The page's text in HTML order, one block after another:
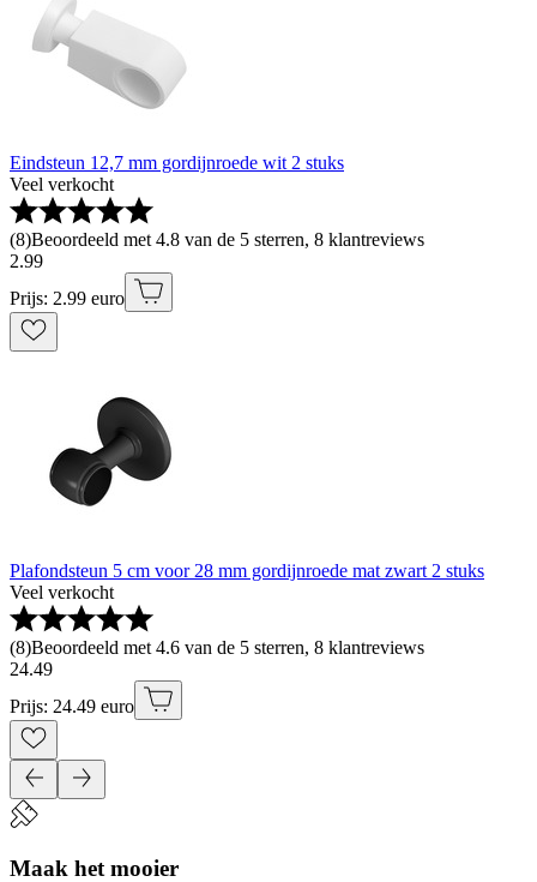
Eindsteun 12,7 mm gordijnroede wit 2 stuks
Veel verkocht
(8)Beoordeeld met 4.8 van de 5 sterren, 8 klantreviews
2.99
Prijs: 2.99 euro
Plafondsteun 5 cm voor 28 mm gordijnroede mat zwart 2 stuks
Veel verkocht
(8)Beoordeeld met 4.6 van de 5 sterren, 8 klantreviews
24.49
Prijs: 24.49 euro
Maak het mooier